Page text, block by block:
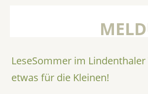
LeseSommer im
etwas für die Kleinen!